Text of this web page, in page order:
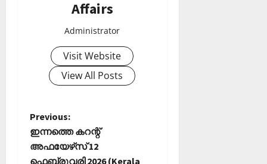
Affairs
Administrator
Visit Website
View All Posts
P
o
Previous:
ഇന്നത്തെ കറന്റ്
അഫയേഴ്‌സ് 12
ഫെബ്രുവരി 2026 (Kerala